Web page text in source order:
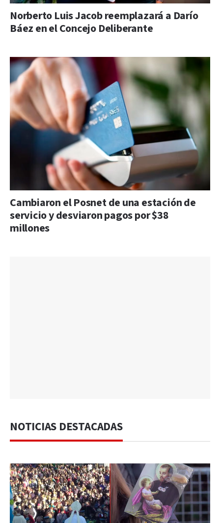
Norberto Luis Jacob reemplazará a Darío
Báez en el Concejo Deliberante
Cambiaron el Posnet de una estación de
servicio y desviaron pagos por $38
millones
NOTICIAS DESTACADAS